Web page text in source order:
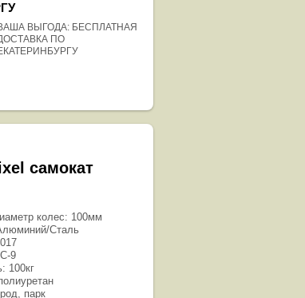
ВЫГОДА: БЕСПЛАТНАЯ
ПО
самокат
колес: 100мм
Сталь
9
100кг
парк